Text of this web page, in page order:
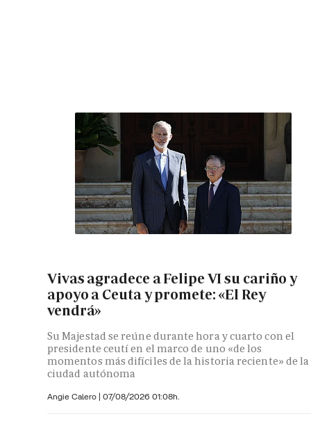
Vivas agradece a Felipe VI su cariño y
apoyo a Ceuta y promete: «El Rey
vendrá»
Su Majestad se reúne durante hora y cuarto con el
presidente ceutí en el marco de uno «de los
momentos más difíciles de la historia reciente» de la
ciudad autónoma
Angie Calero | 07/08/2026 01:08h.